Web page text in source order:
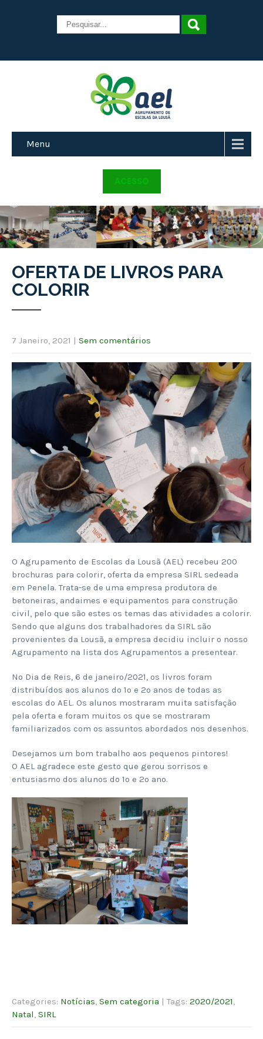
Menu
ACESSO
OFERTA DE LIVROS PARA
COLORIR
7 Janeiro, 2021 | Sem comentários
O Agrupamento de Escolas da Lousã (AEL) recebeu 200
brochuras para colorir, oferta da empresa SIRL sedeada
em Penela. Trata-se de uma empresa produtora de
betoneiras, andaimes e equipamentos para construção
civil, pelo que são estes os temas das atividades a colorir.
Sendo que alguns dos trabalhadores da SIRL são
provenientes da Lousã, a empresa decidiu incluir o nosso
Agrupamento na lista dos Agrupamentos a presentear.
No Dia de Reis, 6 de janeiro/2021, os livros foram
distribuídos aos alunos do 1º e 2º anos de todas as
escolas do AEL. Os alunos mostraram muita satisfação
pela oferta e foram muitos os que se mostraram
familiarizados com os assuntos abordados nos desenhos.
Desejamos um bom trabalho aos pequenos pintores!
O AEL agradece este gesto que gerou sorrisos e
entusiasmo dos alunos do 1º e 2º ano.
Categories: Notícias, Sem categoria | Tags: 2020/2021,
Natal, SIRL